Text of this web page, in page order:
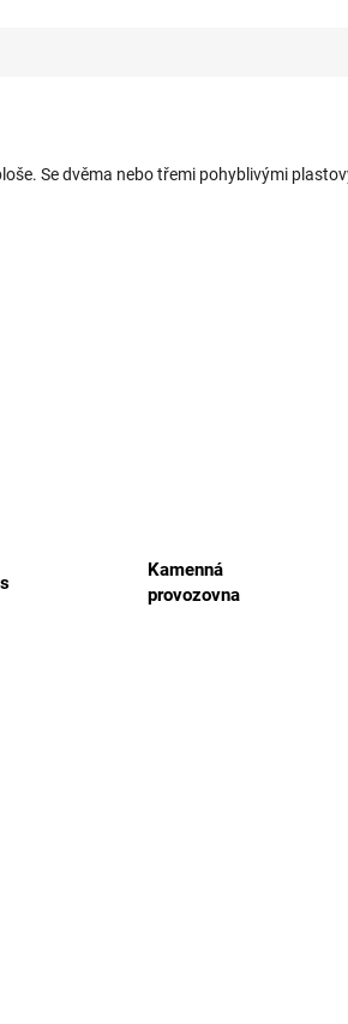
Kamenná
provozovna
Se dvěma nebo třemi pohyblivými